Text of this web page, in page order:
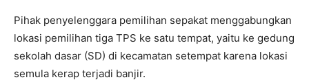
Pihak penyelenggara pemilihan sepakat menggabungkan
lokasi pemilihan tiga TPS ke satu tempat, yaitu ke gedung
sekolah dasar (SD) di kecamatan setempat karena lokasi
semula kerap terjadi banjir.